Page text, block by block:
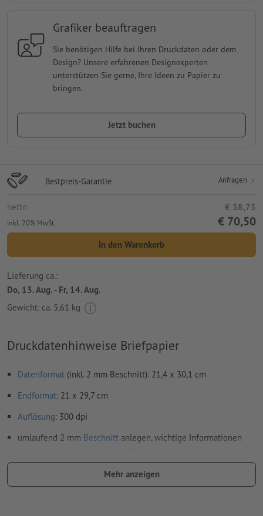
Grafiker beauftragen
Sie benötigen Hilfe bei Ihren Druckdaten oder dem
Design? Unsere erfahrenen Designexperten
unterstützen Sie gerne, Ihre Ideen zu Papier zu
bringen.
Jetzt buchen
Bestpreis-Garantie Anfragen
netto € 58,75
inkl. 20% MwSt. € 70,50
In den Warenkorb
Lieferung ca.:
Do, 13. Aug. - Fr, 14. Aug.
Gewicht: ca. 5,61 kg
Druckdatenhinweise Briefpapier
Datenformat (inkl. 2 mm Beschnitt): 21,4 x 30,1 cm
Endformat: 21 x 29,7 cm
Auflösung: 300 dpi
umlaufend 2 mm Beschnitt anlegen, wichtige Informationen
müssen vollständig eingebettet oder in Kurven
konvertiert werden
Mehr anzeigen